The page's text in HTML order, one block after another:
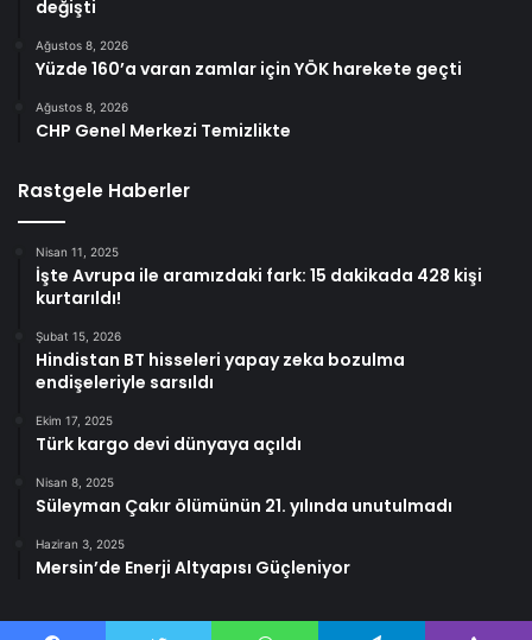
değişti
Ağustos 8, 2026
Yüzde 160’a varan zamlar için YÖK harekete geçti
Ağustos 8, 2026
CHP Genel Merkezi Temizlikte
Rastgele Haberler
Nisan 11, 2025
İşte Avrupa ile aramızdaki fark: 15 dakikada 428 kişi
kurtarıldı!
Şubat 15, 2026
Hindistan BT hisseleri yapay zeka bozulma
endişeleriyle sarsıldı
Ekim 17, 2025
Türk kargo devi dünyaya açıldı
Nisan 8, 2025
Süleyman Çakır ölümünün 21. yılında unutulmadı
Haziran 3, 2025
Mersin’de Enerji Altyapısı Güçleniyor